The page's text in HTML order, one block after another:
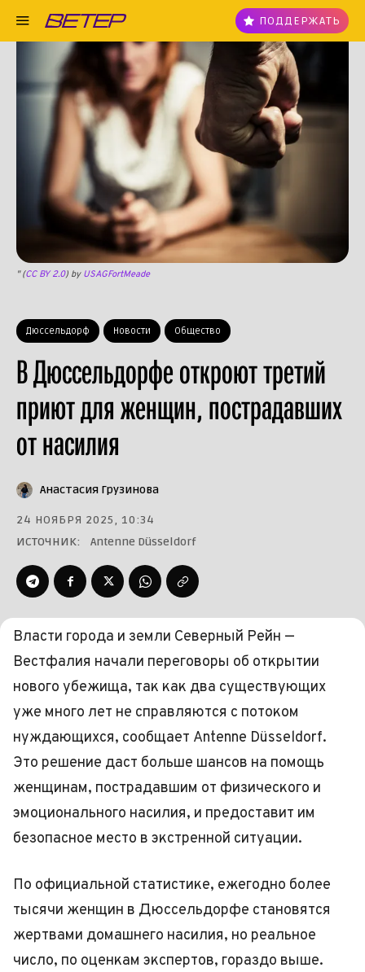
ПОДДЕРЖАТЬ
Дюссельдорф Новости Общество
В Дюссельдорфе откроют третий
приют для женщин, пострадавших
от насилия
" (CC BY 2.0) by USAGFortMeade
Анастасия Грузинова
24 НОЯБРЯ 2025, 10:34
ИСТОЧНИК:
Antenne Düsseldorf
Власти города и земли Северный Рейн —
Вестфалия начали переговоры об открытии
нового убежища, так как два существующих
уже много лет не справляются с потоком
нуждающихся, сообщает Antenne Düsseldorf.
Это решение даст больше шансов на помощь
женщинам, пострадавшим от физического и
эмоционального насилия, и предоставит им
безопасное место в экстренной ситуации.
По официальной статистике, ежегодно более
тысячи женщин в Дюссельдорфе становятся
жертвами домашнего насилия, но реальное
число, по оценкам экспертов, гораздо выше.